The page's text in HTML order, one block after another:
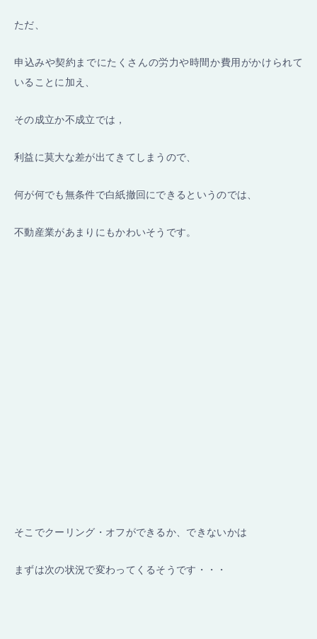
ただ、
申込みや契約までにたくさんの労力や時間か費用がかけられて
いることに加え、
その成立か不成立では，
利益に莫大な差が出てきてしまうので、
何が何でも無条件で白紙撤回にできるというのでは、
不動産業があまりにもかわいそうです。
そこでクーリング・オフができるか、できないかは
まずは次の状況で変わってくるそうです・・・